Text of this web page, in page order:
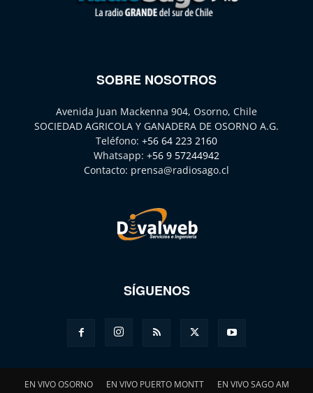
SOBRE NOSOTROS
Avenida Juan Mackenna 904, Osorno, Chile
SOCIEDAD AGRICOLA Y GANADERA DE OSORNO A.G.
Teléfono: +56 64 223 2160
Whatsapp: +56 9 57244942
Contacto: prensa@radiosago.cl
SÍGUENOS
EN VIVO OSORNO EN VIVO PUERTO MONTT EN VIVO SAGO AM